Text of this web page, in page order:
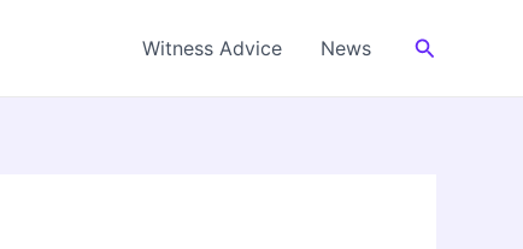
Witness Advice News Cerca